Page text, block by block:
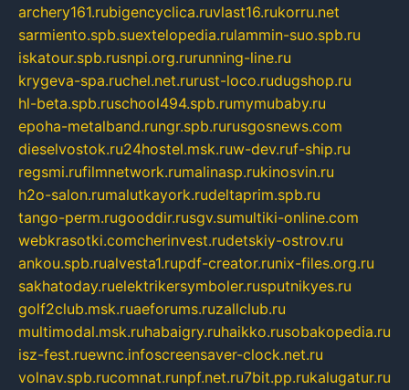
archery161.rubigencyclica.ruvlast16.rukorru.net
sarmiento.spb.suextelopedia.rulammin-suo.spb.ru
iskatour.spb.rusnpi.org.rurunning-line.ru
krygeva-spa.ruchel.net.rurust-loco.rudugshop.ru
hl-beta.spb.ruschool494.spb.rumymubaby.ru
epoha-metalband.rungr.spb.rurusgosnews.com
dieselvostok.ru24hostel.msk.ruw-dev.ruf-ship.ru
regsmi.rufilmnetwork.rumalinasp.rukinosvin.ru
h2o-salon.rumalutkayork.rudeltaprim.spb.ru
tango-perm.rugooddir.rusgv.sumultiki-online.com
webkrasotki.comcherinvest.rudetskiy-ostrov.ru
ankou.spb.rualvesta1.rupdf-creator.runix-files.org.ru
sakhatoday.ruelektrikersymboler.rusputnikyes.ru
golf2club.msk.ruaeforums.ruzallclub.ru
multimodal.msk.ruhabaigry.ruhaikko.rusobakopedia.ru
isz-fest.ruewnc.infoscreensaver-clock.net.ru
volnav.spb.rucomnat.runpf.net.ru7bit.pp.rukalugatur.ru